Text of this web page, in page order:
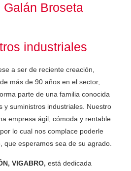
Galán Broseta
industriales
a ser de reciente creación,
más de 90 años en el sector,
parte de una familia conocida
y suministros industriales. Nuestro
empresa ágil, cómoda y rentable
lo cual nos complace poderle
que esperamos sea de su agrado.
VIGABRO, está dedicada